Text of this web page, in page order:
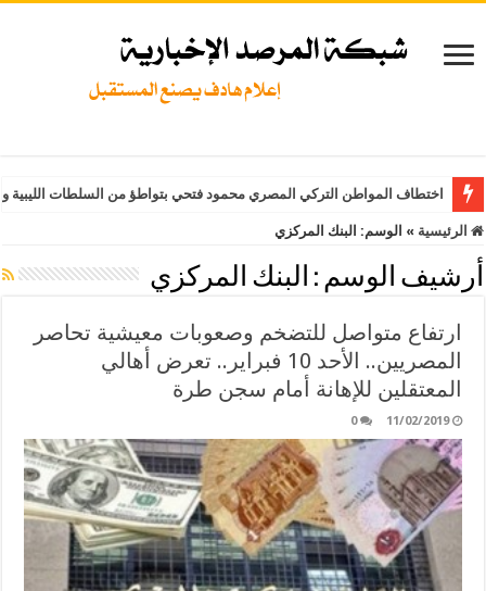
اختطاف المواطن التركي المصري محمود فتحي بتواطؤ من السلطات
الرئيسية » الوسم: البنك المركزي
أرشيف الوسم : البنك المركزي
ارتفاع متواصل للتضخم وصعوبات معيشية تحاصر
المصريين.. الأحد 10 فبراير.. تعرض أهالي
المعتقلين للإهانة أمام سجن طرة
11/02/2019
0